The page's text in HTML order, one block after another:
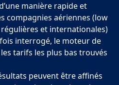
manière rapide et
compagnies aériennes (low
et internationales)
interrogé, le moteur de
tarifs les plus bas trouvés
peuvent être affinés